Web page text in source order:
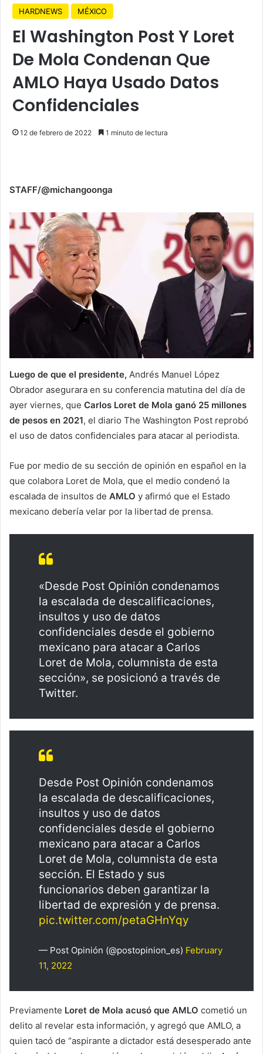
HARDNEWS MÉXICO
El Washington Post Y Loret
De Mola Condenan Que
AMLO Haya Usado Datos
Confidenciales
12 de febrero de 2022 1 minuto de lectura
STAFF/@michangoonga
Luego de que el presidente, Andrés Manuel López
Obrador asegurara en su conferencia matutina del día de
ayer viernes, que Carlos Loret de Mola ganó 25 millones
de pesos en 2021, el diario The Washington Post reprobó
el uso de datos confidenciales para atacar al periodista.
Fue por medio de su sección de opinión en español en la
que colabora Loret de Mola, que el medio condenó la
escalada de insultos de AMLO y afirmó que el Estado
mexicano debería velar por la libertad de prensa.
«Desde Post Opinión condenamos
la escalada de descalificaciones,
insultos y uso de datos
confidenciales desde el gobierno
mexicano para atacar a Carlos
Loret de Mola, columnista de esta
sección», se posicionó a través de
Twitter.
Desde Post Opinión condenamos
la escalada de descalificaciones,
insultos y uso de datos
confidenciales desde el gobierno
mexicano para atacar a Carlos
Loret de Mola, columnista de esta
sección. El Estado y sus
funcionarios deben garantizar la
libertad de expresión y de prensa.
pic.twitter.com/petaGHnYqy
— Post Opinión (@postopinion_es) February
11, 2022
Previamente Loret de Mola acusó que AMLO cometió un
delito al revelar esta información, y agregó que AMLO, a
quien tacó de “aspirante a dictador está desesperado ante